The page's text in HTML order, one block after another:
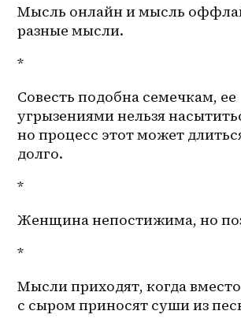
Мысль онлайн и мысль
разные мысли.
*
Совесть подобна семечкам, ее
угрызениями нельзя
но процесс этот может
долго.
*
Женщина непостижима, но
*
Мысли приходят, когда
с сыром приносят суши из